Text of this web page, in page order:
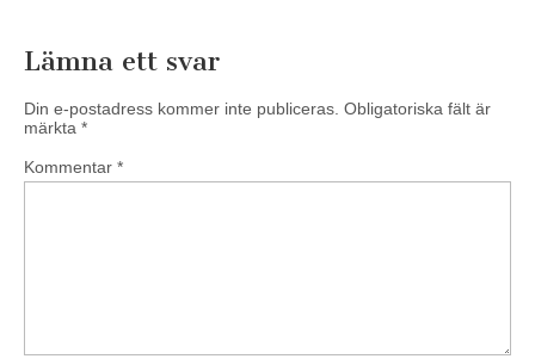
Lämna ett svar
Din e-postadress kommer inte publiceras. Obligatoriska fält är
märkta *
Kommentar *